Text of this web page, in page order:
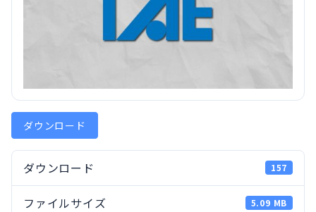
ダウンロード
ダウンロード 157
ファイルサイズ 5.09 MB